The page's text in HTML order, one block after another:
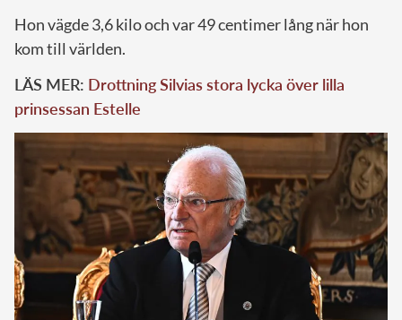
Hon vägde 3,6 kilo och var 49 centimer lång när hon
kom till världen.
LÄS MER: Drottning Silvias stora lycka över lilla
prinsessan Estelle